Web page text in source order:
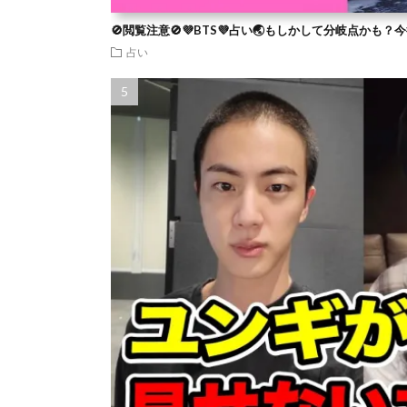
🚫閲覧注意🚫💜BTS💜占い🌏もしかして分岐点かも？
占い